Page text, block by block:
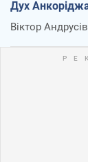
Дух
Віктор Андрусів